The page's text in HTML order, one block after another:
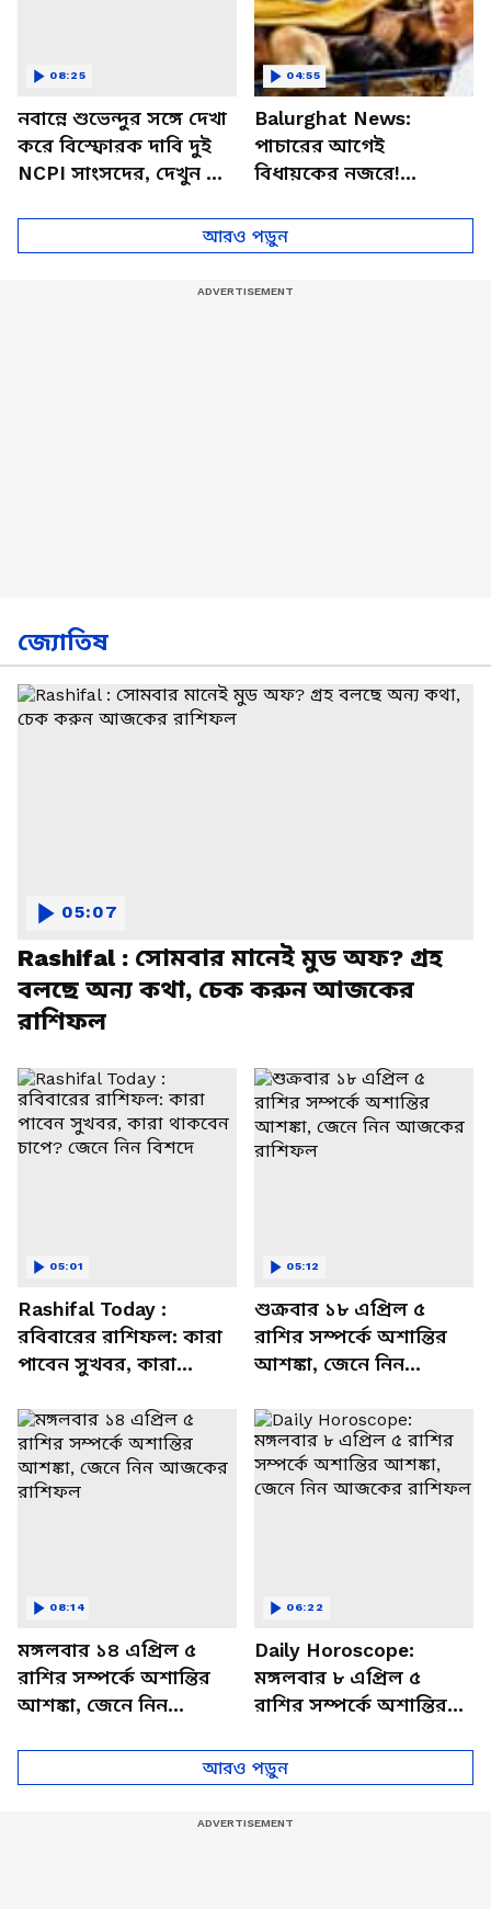
নবান্নে শুভেন্দুর সঙ্গে দেখা
করে বিস্ফোরক দাবি দুই
NCPI সাংসদের, দেখুন কী
08:25
Balurghat News:
পাচারের আগেই
বিধায়কের নজরে!
চমকে ওঠে খোদ বিধায়ক
04:55
আরও পড়ুন
জ্যোতিষ
Rashifal : সোমবার মানেই মুড অফ? গ্রহ
বলছে অন্য কথা, চেক করুন আজকের
রাশিফল
05:07
Rashifal Today :
রবিবারের রাশিফল: কারা
পাবেন সুখবর, কারা
বিশদে
05:01
শুক্রবার ১৮ এপ্রিল ৫
রাশির সম্পর্কে অশান্তির
আশঙ্কা, জেনে নিন
05:12
মঙ্গলবার ১৪ এপ্রিল ৫
রাশির সম্পর্কে অশান্তির
আশঙ্কা, জেনে নিন
08:14
Daily Horoscope:
মঙ্গলবার ৮ এপ্রিল ৫
রাশির সম্পর্কে অশান্তির
আজকের রাশিফল
06:22
আরও পড়ুন